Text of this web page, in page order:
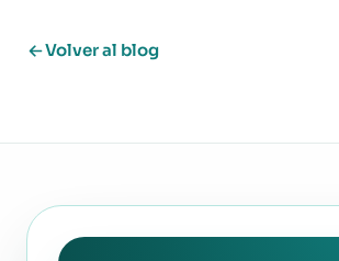
Volver al blog